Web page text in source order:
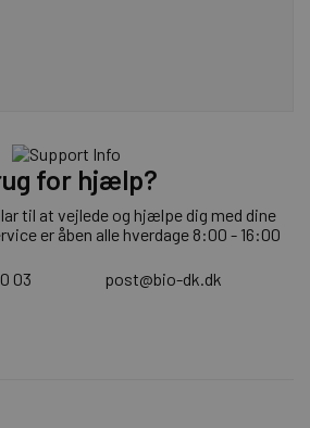
for hjælp?
til at vejlede og hjælpe dig med dine
er åben alle hverdage 8:00 - 16:00
03 post@bio-dk.dk